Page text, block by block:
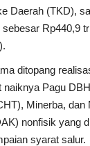
Daerah (TKD),
Rp440,9
ditopang
naiknya Pagu
Minerba, dan
nonfisik yang
syarat salur.​